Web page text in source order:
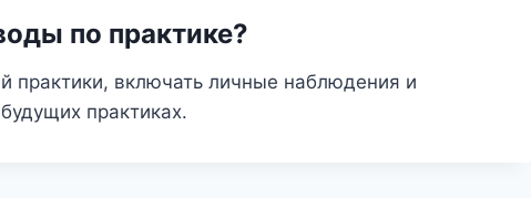
по практике?
включать личные наблюдения и
практиках.